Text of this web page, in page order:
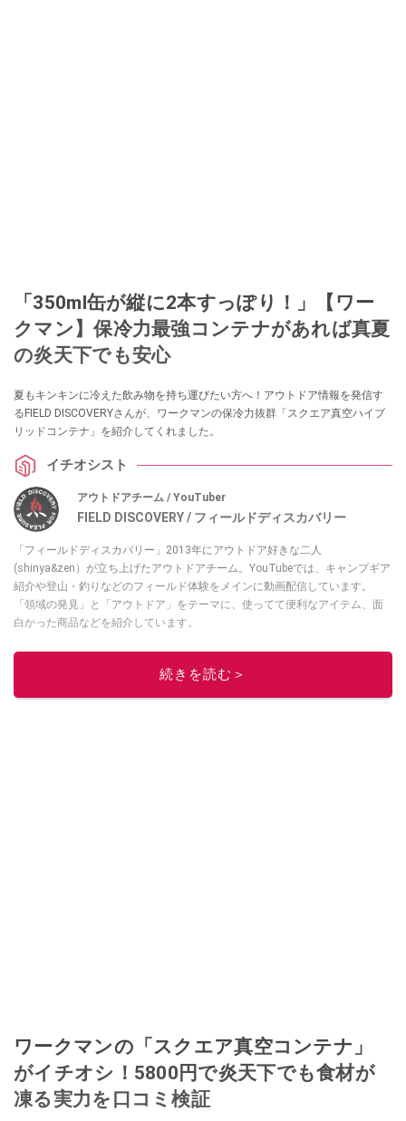
「350ml缶が縦に2本すっぽり！」【ワー
クマン】保冷力最強コンテナがあれば真夏
の炎天下でも安心
夏もキンキンに冷えた飲み物を持ち運びたい方へ！アウトドア情報を発信す
るFIELD DISCOVERYさんが、ワークマンの保冷力抜群「スクエア真空ハイブ
リッドコンテナ」を紹介してくれました。
イチオシスト
アウトドアチーム / YouTuber
FIELD DISCOVERY / フィールドディスカバリー
「フィールドディスカバリー」2013年にアウトドア好きな二人
(shinya&zen）が立ち上げたアウトドアチーム。YouTubeでは、キャンプギア
紹介や登山・釣りなどのフィールド体験をメインに動画配信しています。
「領域の発見」と「アウトドア」をテーマに、使ってて便利なアイテム、面
白かった商品などを紹介しています。
・Instagramは
続きを読む＞
ワークマンの「スクエア真空コンテナ」
がイチオシ！5800円で炎天下でも食材が
凍る実力を口コミ検証